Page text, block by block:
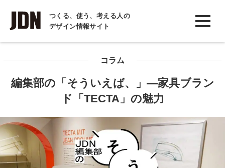
つくる、使う、考える人の
デザイン情報サイト
INTERVIEW
インタビュー
COLUMN
コラム
編集部の「そういえば、」―家具ブラン
ド「TECTA」の魅力